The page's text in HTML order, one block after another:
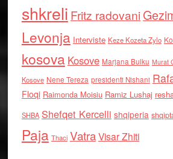
shkreli Fritz radovani
Levonja Interviste Keze Kozeta Zylo
kosova Kosove Marjana Bulku Murat
Kosove Nene Tereza presidenti Nishani
Floqi Raimonda Moisiu Ramiz Lushaj
SHBA Shefqet Kercelli shqiperia
Paja Thaci VatraVisar Zhiti